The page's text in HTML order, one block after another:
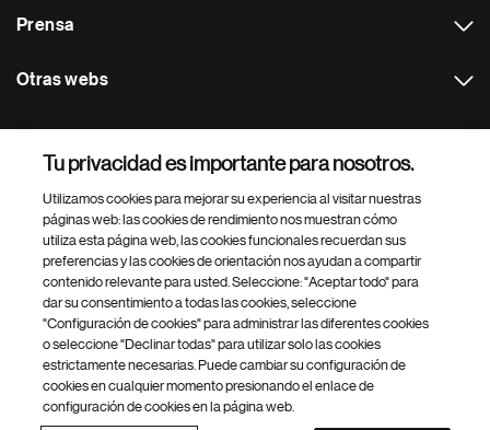
Prensa
Otras webs
Footer
Bottom
© 2026 Novartis Farmacéutica, SA
Política de privacidad Términos de uso
Accesibilidad web
Protección de datos
Configuración de cookies
Contacto Novartis Farmacéutica
Mapa web
Sistema Interno de Información de Novartis (SpeakUp)
Tu privacidad es importante para nosotros.
Utilizamos cookies para mejorar su experiencia al visitar nuestras
páginas web: las cookies de rendimiento nos muestran cómo
utiliza esta página web, las cookies funcionales recuerdan sus
preferencias y las cookies de orientación nos ayudan a compartir
contenido relevante para usted. Seleccione: "Aceptar todo" para
dar su consentimiento a todas las cookies, seleccione
"Configuración de cookies" para administrar las diferentes cookies
o seleccione "Declinar todas" para utilizar solo las cookies
estrictamente necesarias. Puede cambiar su configuración de
cookies en cualquier momento presionando el enlace de
configuración de cookies en la página web.